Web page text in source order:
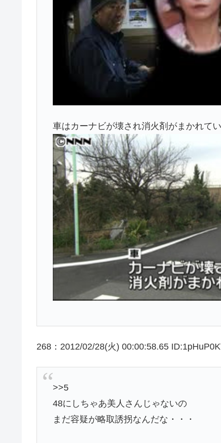
車はカーナビが壊され消火剤がまかれて
268：2012/02/28(火) 00:00:58.65
>>5
48にしちゃあ美人さんじゃないの
まだ容疑が略取誘拐なんだな・・・